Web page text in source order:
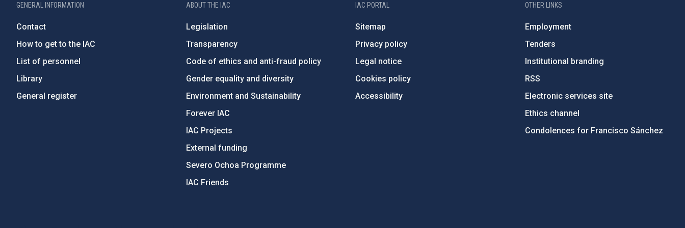
GENERAL INFORMATION
Contact
How to get to the IAC
List of personnel
Library
General register
ABOUT THE IAC
Legislation
Transparency
Code of ethics and anti-fraud policy
Gender equality and diversity
Environment and Sustainability
Forever IAC
IAC Projects
External funding
Severo Ochoa Programme
IAC Friends
IAC PORTAL
Sitemap
Privacy policy
Legal notice
Cookies policy
Accessibility
OTHER LINKS
Employment
Tenders
Institutional branding
RSS
Electronic services site
Ethics channel
Condolences for Francisco Sánchez